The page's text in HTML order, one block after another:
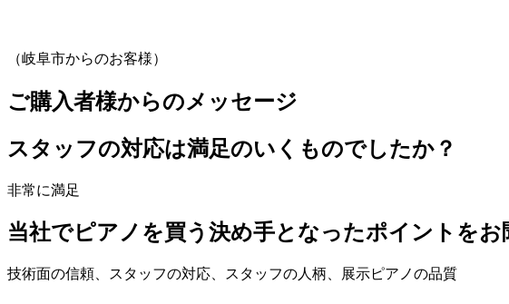
（岐阜市からのお客様）
ご購入者様からのメッセージ
スタッフの対応は満足のいくものでしたか？
非常に満足
当社でピアノを買う決め手となったポイントをお
技術面の信頼、スタッフの対応、スタッフの人柄、展示ピアノの品質